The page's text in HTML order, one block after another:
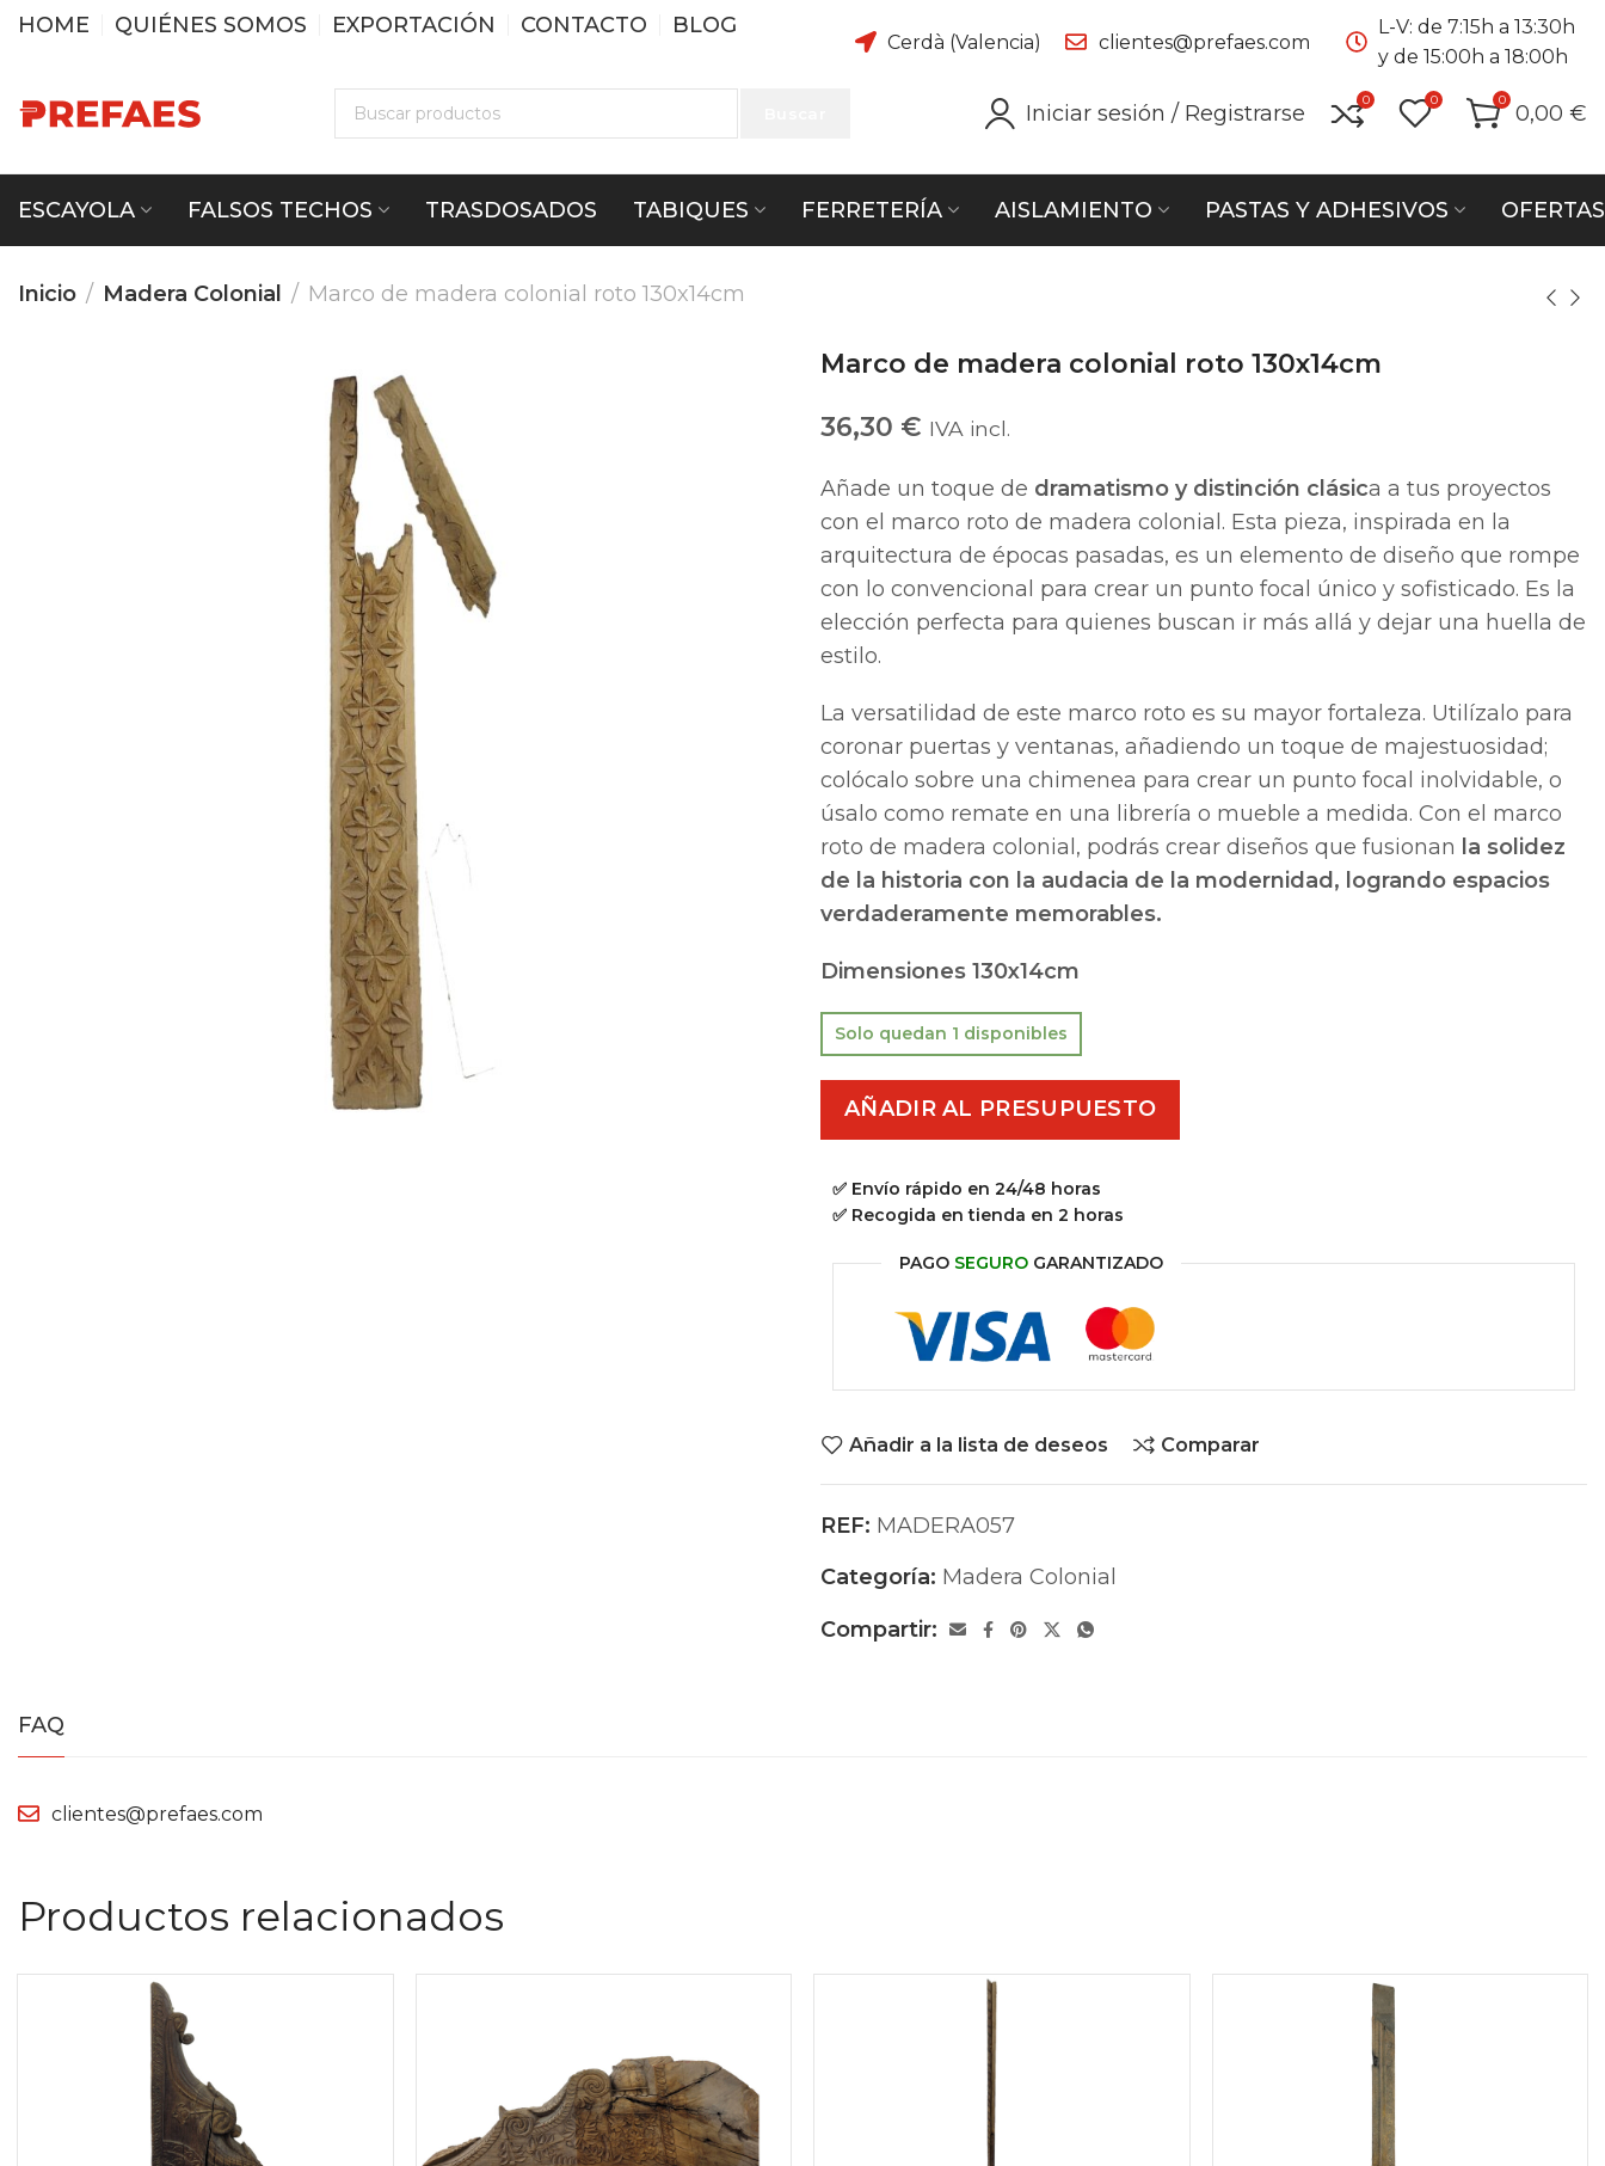
HOME QUIÉNES SOMOS EXPORTACIÓN CONTACTO BLOG
Cerdà (Valencia) clientes@prefaes.com
L-V: de 7:15h a 13:30h
y de 15:00h a 18:00h
Iniciar sesión / Registrarse
0 0 0
0,00 €
ESCAYOLA FALSOS TECHOS TRASDOSADOS TABIQUES FERRETERÍA AISLAMIENTO PASTAS Y ADHESIVOS OFERTAS
Inicio Madera Colonial Marco de madera colonial roto 130x14cm
Marco de madera colonial roto 130x14cm
36,30 € IVA incl.
Añade un toque de dramatismo y distinción clásica a tus proyectos
con el marco roto de madera colonial. Esta pieza, inspirada en la
arquitectura de épocas pasadas, es un elemento de diseño que rompe
con lo convencional para crear un punto focal único y sofisticado. Es la
elección perfecta para quienes buscan ir más allá y dejar una huella de
estilo.
La versatilidad de este marco roto es su mayor fortaleza. Utilízalo para
coronar puertas y ventanas, añadiendo un toque de majestuosidad;
colócalo sobre una chimenea para crear un punto focal inolvidable, o
úsalo como remate en una librería o mueble a medida. Con el marco
roto de madera colonial, podrás crear diseños que fusionan la solidez
de la historia con la audacia de la modernidad, logrando espacios
verdaderamente memorables.
Dimensiones 130x14cm
Solo quedan 1 disponibles
AÑADIR AL PRESUPUESTO
✅ Envío rápido en 24/48 horas
✅ Recogida en tienda en 2 horas
PAGO SEGURO GARANTIZADO
Añadir a la lista de deseos Comparar
REF: MADERA057
Categoría: Madera Colonial
Compartir:
FAQ
clientes@prefaes.com
Productos relacionados